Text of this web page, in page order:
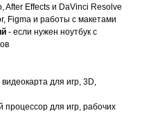
After Effects и DaVinci Resolve
Figma и работы с макетами
- если нужен ноутбук с
для игр, 3D,
процессор для игр, рабочих